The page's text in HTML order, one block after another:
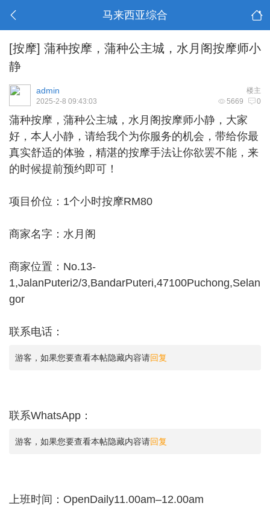
马来西亚综合
[按摩] 蒲种按摩，蒲种公主城，水月阁按摩师小
静
楼主
admin
5669 0
2025-2-8 09:43:03
蒲种按摩 ，蒲种公主城，水月阁按摩师小静，大家
好，本人小静，请给我个为你服务的机会，带给你最
真实舒适的体验，精湛的按摩手法让你欲罢不能，来
的时候提前预约即可！
项目价位：1个小时按摩RM80
商家名字：水月阁
商家位置：No.13-
1,JalanPuteri2/3,BandarPuteri,47100Puchong,Selan
gor
联系电话：
游客，如果您要查看本帖隐藏内容请回复
联系WhatsApp：
游客，如果您要查看本帖隐藏内容请回复
上班时间：OpenDaily11.00am–12.00am